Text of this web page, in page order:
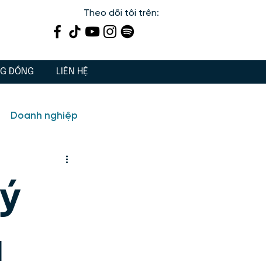
Theo dõi tôi trên:
ĐỒNG LIÊN HỆ
Doanh nghiệp
Dạy con 3 Gốc
lý sống, giá trị sống
tâm linh